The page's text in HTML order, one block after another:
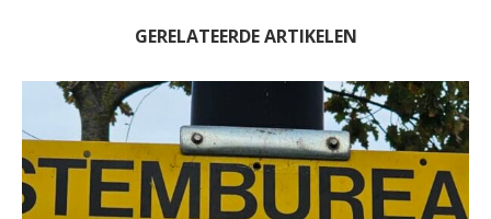
GERELATEERDE ARTIKELEN